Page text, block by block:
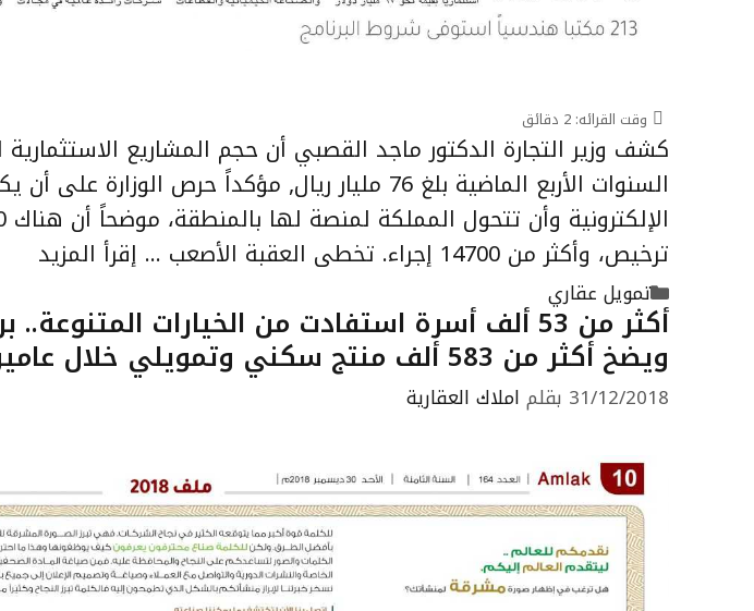
وقت القرائه: 2 دقائق
كشف وزير التجارة الدكتور ماجد القصبي أن حجم المشاريع
السنوات الأربع الماضية بلغ 76 مليار ريال, مؤكداً حرص
ترخيص، وأكثر من 14700 إجراء. تخطى العقبة الأصعب …
إقرأ المزيد
التصنيفات
تمويل عقاري
ويضخ أكثر من 583 ألف منتج سكني وتمويلي خلال عامين
31/12/2018 بقلم املاك العقارية